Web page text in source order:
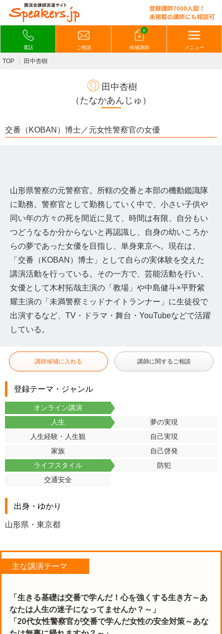
電話 ご相談
0
候補講師 メニュー
TOP 田中杏樹
田中杏樹
（たなかあんじゅ）
交番（KOBAN）博士／元女性警察官の女優
山形県警察の元警察官。所轄の交番と本部の機動鑑識隊
に勤務。警察官として勤務していく中で、小さい子供や
同い年の方々の死を間近に見て、時間は有限、自分もい
つどうなるか分からないと再認識し、自身の幼いころか
らの夢であった女優を目指し、単身東京へ。現在は、
「交番（KOBAN）博士」として自らの実体験を交えた
講演活動を行っている。その一方で、芸能活動を行い、
女優として木村拓哉主演の「教場」や中島健斗×平野紫
耀主演の「未満警察ミッドナイトランナー」に生徒役で
出演するなど、TV・ドラマ・舞台・YouTubeなどで活躍
している。
講師候補に入れる 講師に関するご相談
登録テーマ・ジャンル
オンライン講演
人生
夢の実現
人生経験・人生観
自己実現
家族
自己啓発
ライフスタイル
防犯
交通安全
出身・ゆかり
山形県・東京都
主な講演テーマ
「生きる基礎は交番で学んだ！心を強くする生き方～あ
なたは人生の迷子になってませんか？～」
「20代女性警察官が交番で学んだ女性の安全対策～あな